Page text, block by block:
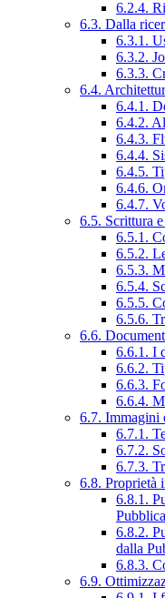
6.2.4.
6.3. Dalla
6.3.1.
6.3.2.
6.3.3.
6.4.
6.4.1.
6.4.2.
6.4.3.
6.4.4.
6.4.5.
6.4.6.
6.4.7.
6.5. Scrittura
6.5.1.
6.5.2.
6.5.3.
6.5.4.
6.5.5.
6.5.6.
6.6.
6.6.1. I
6.6.2.
6.6.3.
6.6.4.
6.7. Immagini
6.7.1.
6.7.2.
6.7.3.
6.8. Proprietà
6.8.1.
6.8.2.
dalla
6.8.3.
6.9.